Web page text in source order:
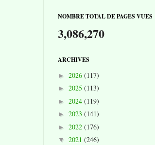
NOMBRE TOTAL DE PAGES VUES
3,086,270
ARCHIVES
► 2026 (117)
► 2025 (113)
► 2024 (119)
► 2023 (141)
► 2022 (176)
▼ 2021 (246)